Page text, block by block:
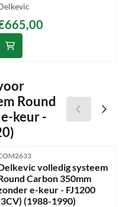
665,00
Round
keur -
volledig systeem
Carbon 350mm
e-keur - FJ1200
(1988-1990)